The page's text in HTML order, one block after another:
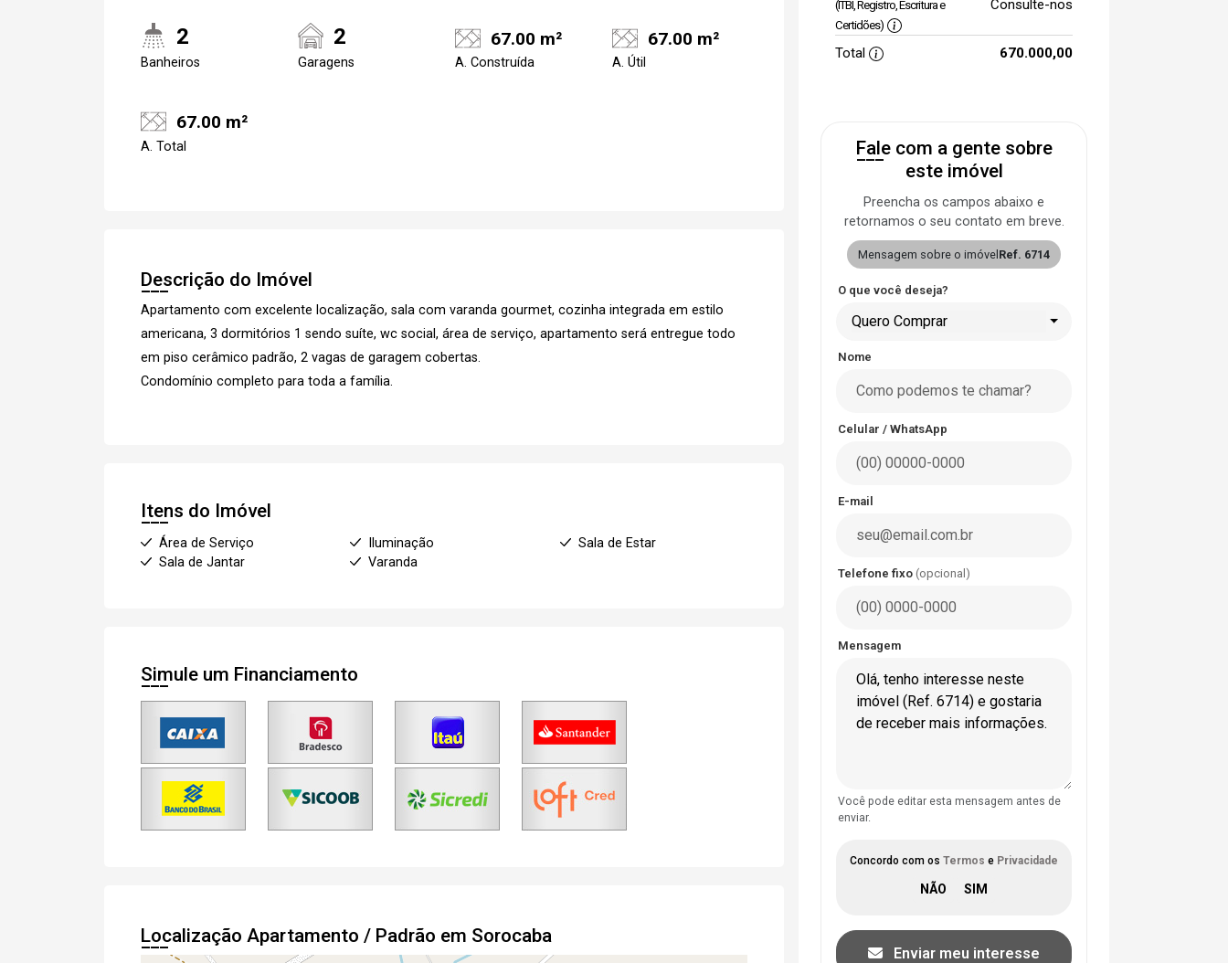
2
Banheiros
2
Garagens
67.00 m²
A. Construída
67.00 m²
A. Útil
67.00 m²
A. Total
Descrição do Imóvel
Apartamento com excelente localização, sala com varanda gourmet, cozinha integrada em estilo
americana, 3 dormitórios 1 sendo suíte, wc social, área de serviço, apartamento será entregue todo
em piso cerâmico padrão, 2 vagas de garagem cobertas.
Condomínio completo para toda a família.
Itens do Imóvel
Área de Serviço Iluminação
Sala de Estar
Sala de Jantar
Varanda
Simule um Financiamento
Localização Apartamento / Padrão em Sorocaba
(ITBI, Registro, Escritura e
Certidões)
Consulte-nos
Total 670.000,00
Fale com a gente sobre
este imóvel
Preencha os campos abaixo e
retornamos o seu contato em breve.
Mensagem sobre o imóvel Ref. 6714
O que você deseja?
Quero Comprar
Nome
Celular / WhatsApp
E-mail
Telefone fixo (opcional)
Mensagem
Você pode editar esta mensagem antes de
enviar.
Concordo com os Termos e Privacidade
Enviar meu interesse